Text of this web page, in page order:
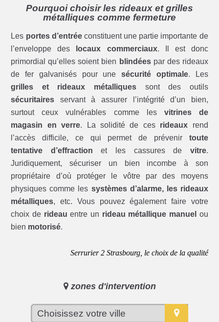
Pourquoi choisir les rideaux et grilles
métalliques comme fermeture
Les portes d’entréeconstituent une partie importante de
l’enveloppe des
locaux commerciaux. Il est donc
primordial qu’elles soient bien blindéespar des rideaux
de fer galvanisés pour unesécurité optimale. Les
grilles et rideaux métalliques sont des outils
sécuritaires servant à assurer l’intégrité d’un bien,
surtout ceux vulnérables comme les vitrines de
magasin en verre. La solidité de ces rideaux rend
l’accès difficile, ce qui permet de prévenir toute
tentative d’effraction et les cassures de vitre.
Juridiquement, sécuriser un bien incombe à son
propriétaire d’où protéger le vôtre par des moyens
physiques comme les systèmes d’alarme, les rideaux
métalliques, etc. Vous pouvez également faire votre
choix de rideau entre un rideau métallique manuel ou
bien motorisé.
Serrurier 2 Strasbourg, le choix de la qualité
zones d'intervention